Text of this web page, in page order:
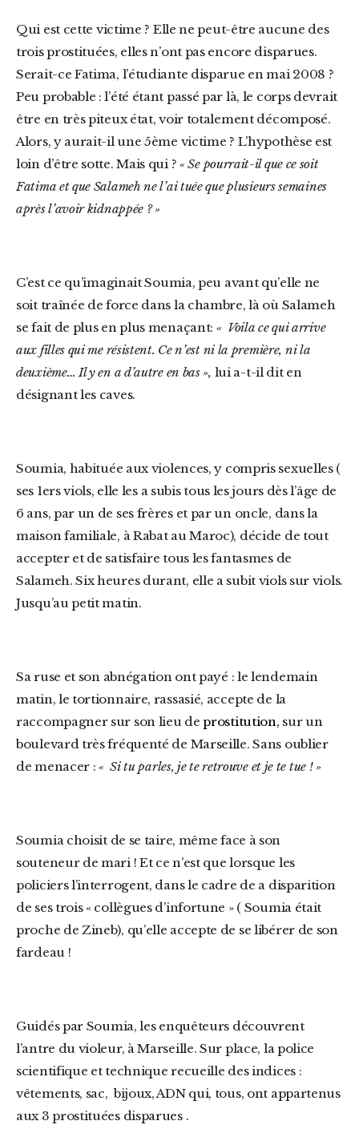
Qui est cette victime ? Elle ne peut-être aucune des
trois prostituées, elles n’ont pas encore disparues.
Serait-ce Fatima, l’étudiante disparue en mai 2008 ?
Peu probable : l’été étant passé par là, le corps devrait
être en très piteux état, voir totalement décomposé.
Alors, y aurait-il une 5ème victime ? L’hypothèse est
loin d’être sotte. Mais qui ? « Se pourrait-il que ce soit
Fatima et que Salameh ne l’ai tuée que plusieurs semaines
après l’avoir kidnappée ? »
C’est ce qu’imaginait Soumia, peu avant qu’elle ne
soit traînée de force dans la chambre, là oùSalameh
se fait de plus en plus menaçant: « Voila ce qui arrive
aux filles qui me résistent. Ce n’est ni la première, ni la
deuxième… Il y en a d’autre en bas », lui a-t-il dit en
désignant les caves.
Soumia, habituée aux violences, y compris sexuelles (
ses 1ersviols, elle les a subis tous les jours dès l’âge de
6 ans, par un de ses frères et par un oncle, dans la
maison familiale, à Rabat au Maroc), décide de tout
accepter et de satisfaire tous les fantasmes de
Salameh. Six heures durant, elle a subit viols sur viols.
Jusqu’au petit matin.
Sa ruse et son abnégation ont payé : le lendemain
matin, le tortionnaire, rassasié, accepte de la
raccompagner sur son lieu deprostitution, sur un
boulevard très fréquenté de Marseille. Sans oublier
de menacer :« Si tu parles, je te retrouve et je te tue ! »
Soumia choisit de se taire, même face à son
souteneur de mari ! Et ce n’est que lorsque les
policiers l’interrogent, dans le cadre de a disparition
de ses trois « collègues d’infortune » ( Soumia était
proche de Zineb), qu’elle accepte de se libérer de son
fardeau !
Guidés par Soumia, les enquêteurs découvrent
l’antre du violeur, à Marseille. Sur place, la police
scientifique et technique recueille des indices :
vêtements, sac, bijoux, ADN qui, tous, ont appartenus
aux 3 prostituées disparues .